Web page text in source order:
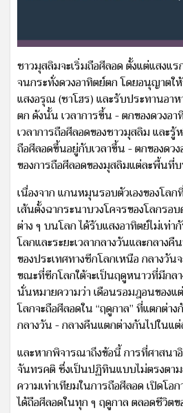
ชาวมุสลิมจะเริ่มถือศีลอด ตั้งแต่แสงแ
จนกระทั่งดวงอาทิตย์ตก โดยอนุญาตใ
แสงอรุณ (ซาโฮร) และรับประทานอา
ตก ดังนั้น เวลาการขึ้น - ตกของดวงอ
เวลาการถือศีลอดของชาวมุสลิม และรู้
ถือศีลอดขึ้นอยู่กับเวลาขึ้น - ตกของดว
ของการถือศีลอดของมุสลิมแต่ละพื้นที่
เนื่องจาก แกนหมุนรอบตัวเองของโล
เส้นตั้งฉากระนาบวงโคจรของโลกรอ
ต่าง ๆ บนโลก ได้รับแสงอาทิตย์ไม่เท่า
โลกและระยะเวลากลางวันและกลาง
ของประเทศทางซีกโลกเหนือ กลางวัน
ขณะที่ซีกโลกใต้จะเป็นฤดูหนาวที่มีกล
นั่นหมายความว่า เดือนรอมฎอนของ
โลกจะถือศีลอดใน “ฤดูกาล” ที่แตกต่าง
กลางวัน - กลางคืนแตกต่างกันไปในแ
และหากพิจารณาถึงข้อนี้ การที่ศาสน
จันทรคติ ซึ่งเป็นปฏิทินแบบไม่ตรงตาม
ความเท่าเทียมในการถือศีลอด เปิดโ
ได้ถือศีลอดในทุก ๆ ฤดูกาล ตลอดชีวิต